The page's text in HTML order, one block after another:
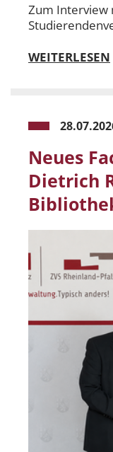
Zum Interview
WEITERLESEN
Neues
Dietrich